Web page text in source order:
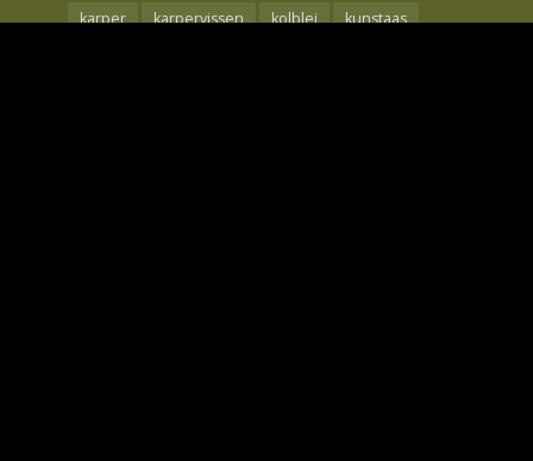
karper
karpervissen kolblei
kunstaas